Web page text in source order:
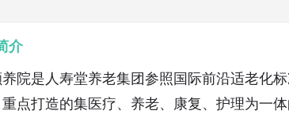
介
养院是人寿堂养老集团参照国际前沿适老化
重点打造的集医疗、养老、康复、护理为一